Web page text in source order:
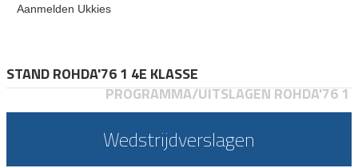
Aanmelden Ukkies
STAND ROHDA'76 1 4E KLASSE
PROGRAMMA/UITSLAGEN ROHDA'76 1
Wedstrijdverslagen